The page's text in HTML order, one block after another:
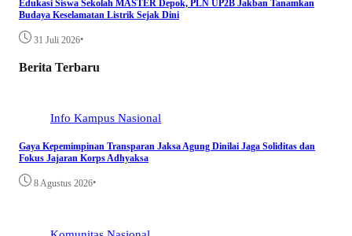
Edukasi Siswa Sekolah MASTER Depok, PLN UP2B Jakban Tanamkan
Budaya Keselamatan Listrik Sejak Dini
31 Juli 2026•
Berita Terbaru
Info Kampus Nasional
Gaya Kepemimpinan Transparan Jaksa Agung Dinilai Jaga Soliditas dan
Fokus Jajaran Korps Adhyaksa
8 Agustus 2026•